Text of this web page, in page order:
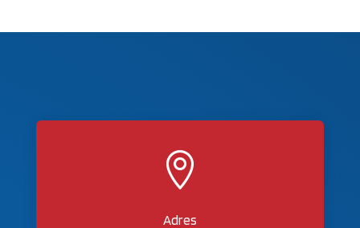

Adres